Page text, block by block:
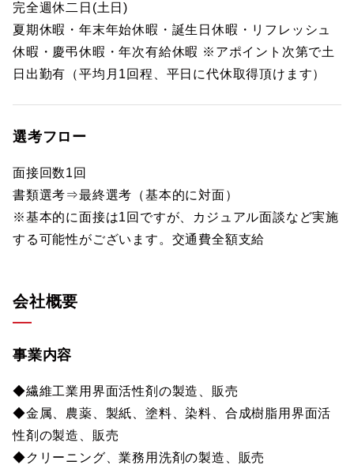
完全週休二日(土日)
夏期休暇・年末年始休暇・誕生日休暇・リフレッシュ
休暇・慶弔休暇・年次有給休暇 ※アポイント次第で土
日出勤有（平均月1回程、平日に代休取得頂けます）
選考フロー
面接回数1回
書類選考⇒最終選考（基本的に対面）
※基本的に面接は1回ですが、カジュアル面談など実施
する可能性がございます。交通費全額支給
会社概要
事業内容
◆繊維工業用界面活性剤の製造、販売
◆金属、農薬、製紙、塗料、染料、合成樹脂用界面活
性剤の製造、販売
◆クリーニング、業務用洗剤の製造、販売